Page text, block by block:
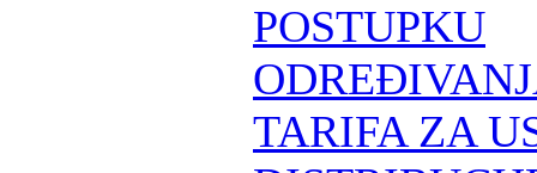
POSTUPKU
TARIFA ZA